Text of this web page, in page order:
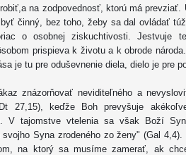
na zodpovednosť, ktorú má prevziať.
činný, bez toho, žeby sa dal ovládať
o osobnej ziskuchtivosti. Jestvuje
prispieva k životu a k obrode
je tu pre oduševnenie diela, dielo je pre
znázorňovať neviditeľného a
27,15), keďže Boh prevyšuje
V tajomstve vtelenia sa však Boží
Syna zrodeného zo ženy" (Gal
na ktorý sa musíme zamerať, ak